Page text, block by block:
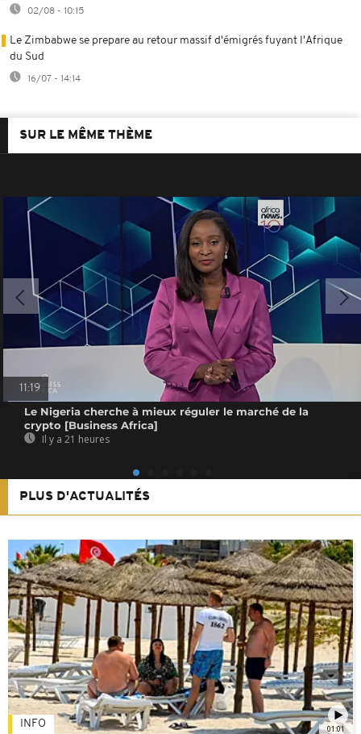
02/08 - 10:15
Le Zimbabwe se prepare au retour massif d'émigrés fuyant l'Afrique
du Sud
16/07 - 14:14
SUR LE MÊME THÈME
11:19
Le Nigeria cherche à mieux réguler le marché de la
crypto [Business Africa]
Il y a 21 heures
PLUS D'ACTUALITÉS
01:01
INFO